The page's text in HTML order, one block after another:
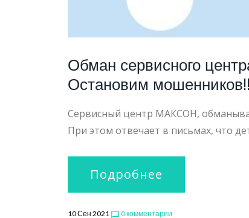
Обман сервисного
Остановим
Сервисный центр МАКСОН,
При этом отвечает в письмах, что
Подробнее
10 Сен 2021 chat_bubble_outline 0 комментарии